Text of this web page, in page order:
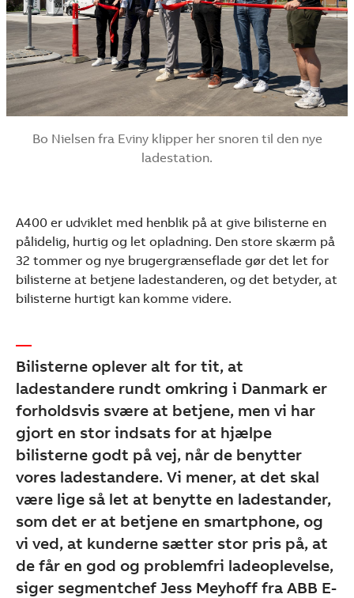
Bo Nielsen fra Eviny klipper her snoren til den nye
ladestation.
A400 er udviklet med henblik på at give bilisterne en
pålidelig, hurtig og let opladning. Den store skærm på
32 tommer og nye brugergrænseflade gør det let for
bilisterne at betjene ladestanderen, og det betyder, at
bilisterne hurtigt kan komme videre.
Bilisterne oplever alt for tit, at
ladestandere rundt omkring i Danmark er
forholdsvis svære at betjene, men vi har
gjort en stor indsats for at hjælpe
bilisterne godt på vej, når de benytter
vores ladestandere. Vi mener, at det skal
være lige så let at benytte en ladestander,
som det er at betjene en smartphone, og
vi ved, at kunderne sætter stor pris på, at
de får en god og problemfri ladeoplevelse,
siger segmentchef Jess Meyhoff fra ABB E-